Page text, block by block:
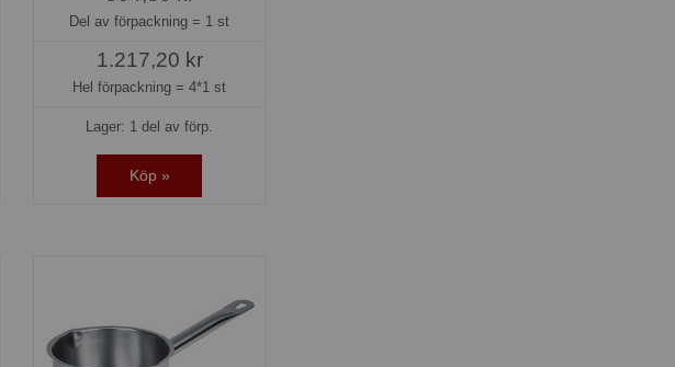
Del av förpackning = 1 st
1.217,20 kr
Hel förpackning =4*1 st
Lager: 1 del av förp.
Köp »